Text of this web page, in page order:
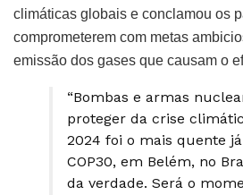
climáticas globais e conclamou os
comprometerem com metas
emissão dos gases que causam o
“Bombas e armas
proteger da crise
2024 foi o mais quente
COP30, em Belém, no
da verdade. Será o